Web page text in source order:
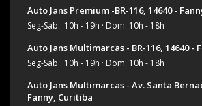
Auto Jans Premium -BR-116, 14640 -
Seg-Sab : 10h - 19h · Dom: 10h - 18h
Auto Jans Multimarcas - BR-116, 14640 -
Seg-Sab : 10h - 19h · Dom: 10h - 18h
Auto Jans Multimarcas - Av. Santa
Fanny, Curitiba